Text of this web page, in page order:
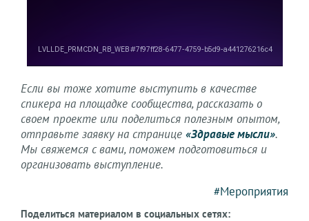
Если вы тоже хотите выступить в качестве
спикера на площадке сообщества, рассказать о
своем проекте или поделиться полезным опытом,
отправьте заявку на странице «Здравые мысли».
Мы свяжемся с вами, поможем подготовиться и
организовать выступление.
#Мероприятия
Поделиться материалом в социальных сетях: